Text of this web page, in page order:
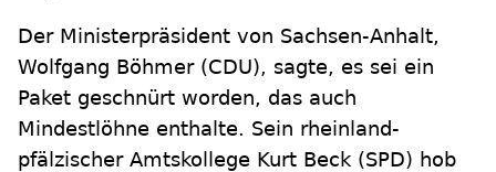
Der Ministerpräsident von Sachsen-Anhalt,
Wolfgang Böhmer (CDU), sagte, es sei ein
Paket geschnürt worden, das auch
Mindestlöhne enthalte. Sein rheinland-
pfälzischer Amtskollege Kurt Beck (SPD) hob